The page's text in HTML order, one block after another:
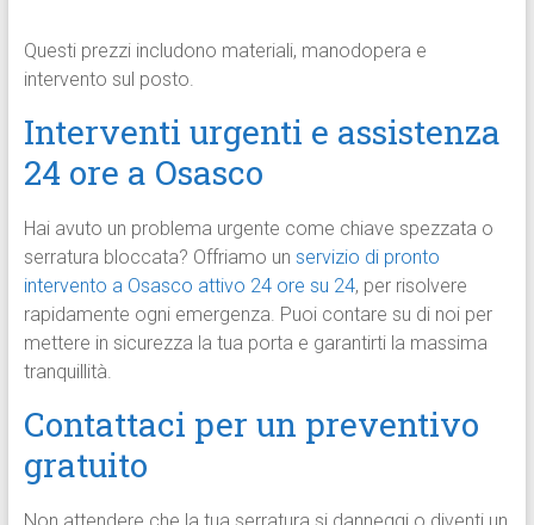
Questi prezzi includono materiali, manodopera e
intervento sul posto.
Interventi urgenti e assistenza
24 ore a Osasco
Hai avuto un problema urgente come chiave spezzata o
serratura bloccata? Offriamo un servizio di pronto
intervento a Osasco attivo 24 ore su 24, per risolvere
rapidamente ogni emergenza. Puoi contare su di noi per
mettere in sicurezza la tua porta e garantirti la massima
tranquillità.
Contattaci per un preventivo
gratuito